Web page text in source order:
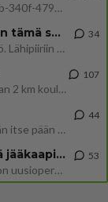
https://www.iltalehti.fi/viihdeuutiset/a/c46da6ab-340f-4790-aaa7-0865eed2336 Yrityksen konkurssihakemus on tullut kärä
Tiesitkö? Martina Aitolehden isäpuoli on tämä suosittu laulaja
Martina Aitolehti on seurattu julkisuuden henkilö. Lähipiiriin mahtuu muitakin tunnettuja henkilöitä. Tiesitkö, että Ma
34
Hesarissa päivitellään lapset joutuu nyt kulkemaan 2 km kouluun jösses. Ruostefillarilla tuo matka menee vaikka miten äk
107
Mutta mies vain tuijottaa, siinä vaiheessa käännän itse pään pois. Mikä juttu? Yleensä jos joku tuijottaa tai katsoo, hä
44
Uusioperheen aikuiset lapset tyhjentää jääkaapin käydessään
Miten selvittäisitte seuraavan ongelman, meillä on uusioperhe, minulla teini-ikäiset lapset ja puolisolla aikuiset, jotk
53